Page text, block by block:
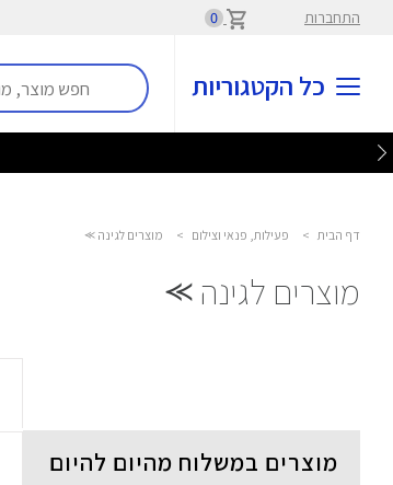
התחברות 0
כל הקטגוריות
דף הבית > פעילות, פנאי וצילום > מוצרים לגינה ⪼
מוצרים לגינה ⪼
מוצרים במשלוח מהיום להיום